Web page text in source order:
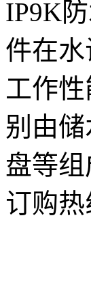
IP9K
件在
工作
别由
盘等
订购热